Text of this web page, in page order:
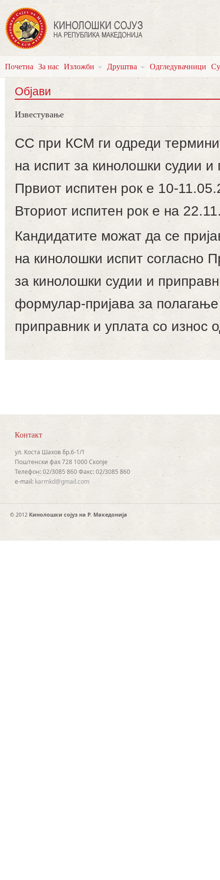
Почетна За нас Изложби Друштва Одгледувачници
Објави
Известување
СС при КСМ ги одреди
на испит за кинолошки судии
Првиот испитен рок е 10-
Вториот испитен рок е на
Кандидатите можат да се
на кинолошки испит согласно
за кинолошки судии и
формулар-пријава за
приправник и уплата со износ
Контакт
ул. Коста Шахов бр.6-1/1
Поштенски фах 728 1000 Скопје
Телефон: 02/3085 860 Факс: 02/3085 860
e-mail: karmkd@gmail.com
© 2012 Кинолошки сојуз на Р. Македонија